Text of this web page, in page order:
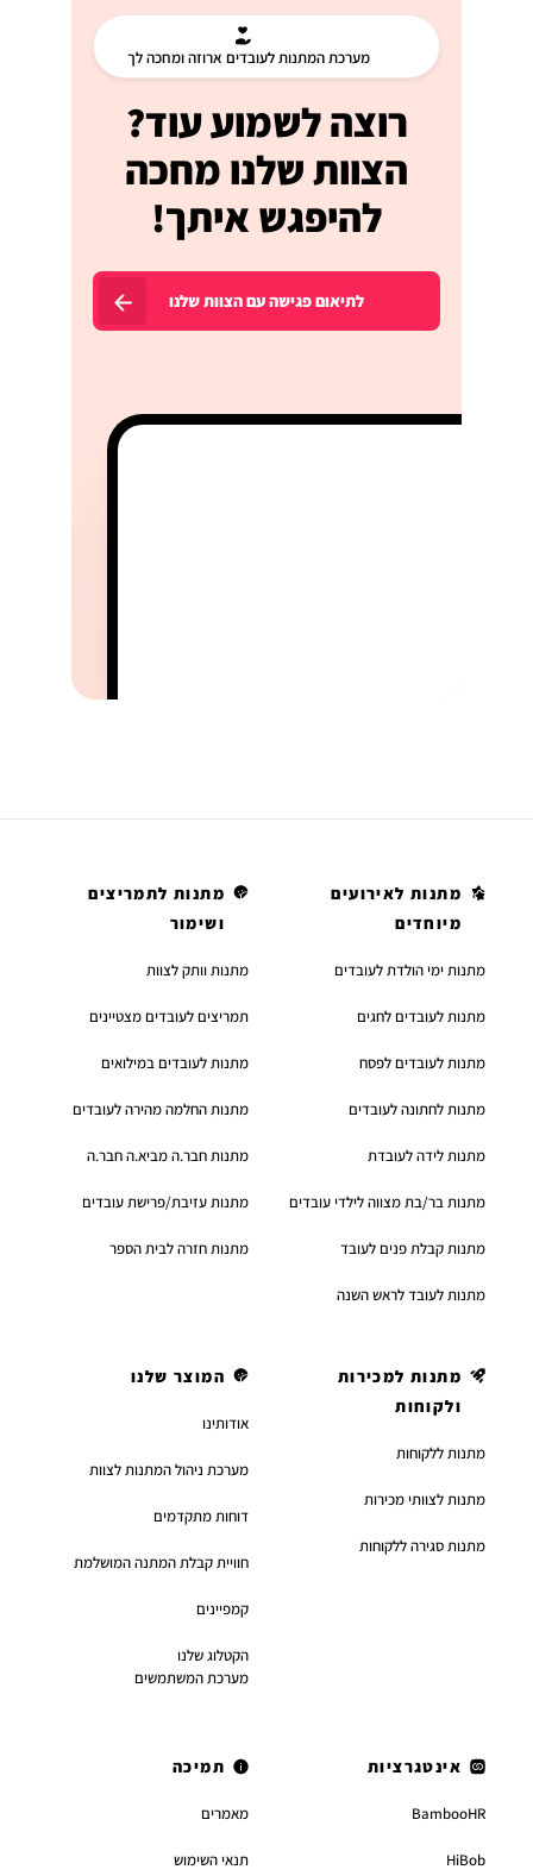
מערכת המתנות לעובדים ארוזה ומחכה לך
רוצה לשמוע עוד?
הצוות שלנו מחכה
להיפגש איתך!
לתיאום פגישה עם הצוות שלנו
מתנות לאירועים
מיוחדים
מתנות ימי הולדת לעובדים
מתנות לעובדים לחגים
מתנות לעובדים לפסח
מתנות לחתונה לעובדים
מתנות לידה לעובדת
מתנות בר/בת מצווה לילדי עובדים
מתנות קבלת פנים לעובד
מתנות לעובד לראש השנה
מתנות לתמריצים
ושימור
מתנות וותק לצוות
תמריצים לעובדים מצטיינים
מתנות לעובדים במילואים
מתנות החלמה מהירה לעובדים
מתנות חבר.ה מביא.ה חבר.ה
מתנות עזיבת/פרישת עובדים
מתנות חזרה לבית הספר
מתנות למכירות
ולקוחות
מתנות ללקוחות
מתנות לצוותי מכירות
מתנות סגירה ללקוחות
המוצר שלנו
אודותינו
מערכת ניהול המתנות לצוות
דוחות מתקדמים
חוויית קבלת המתנה המושלמת
קמפיינים
הקטלוג שלנו
מערכת המשתמשים
אינטגרציות
BambooHR
HiBob
תמיכה
מאמרים
תנאי השימוש